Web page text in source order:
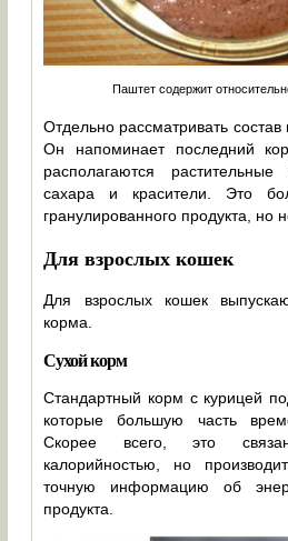
Паштет содержит
Отдельно рассматривать
Он напоминает последний
располагаются растительные
сахара и красители. Это
гранулированного продукта, но
Для взрослых кошек
Для взрослых кошек
корма.
Сухой корм
Стандартный корм с курицей
которые большую часть
Скорее всего, это
калорийностью, но
точную информацию об
продукта.